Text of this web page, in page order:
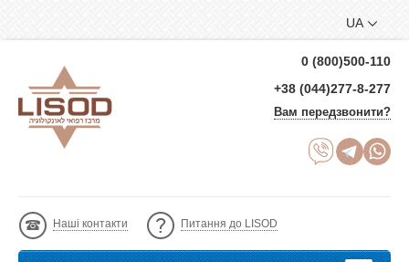
UA
0 (800)500-110
+38 (044)277-8-277
Вам передзвонити?
Наші контакти Питання до LISOD